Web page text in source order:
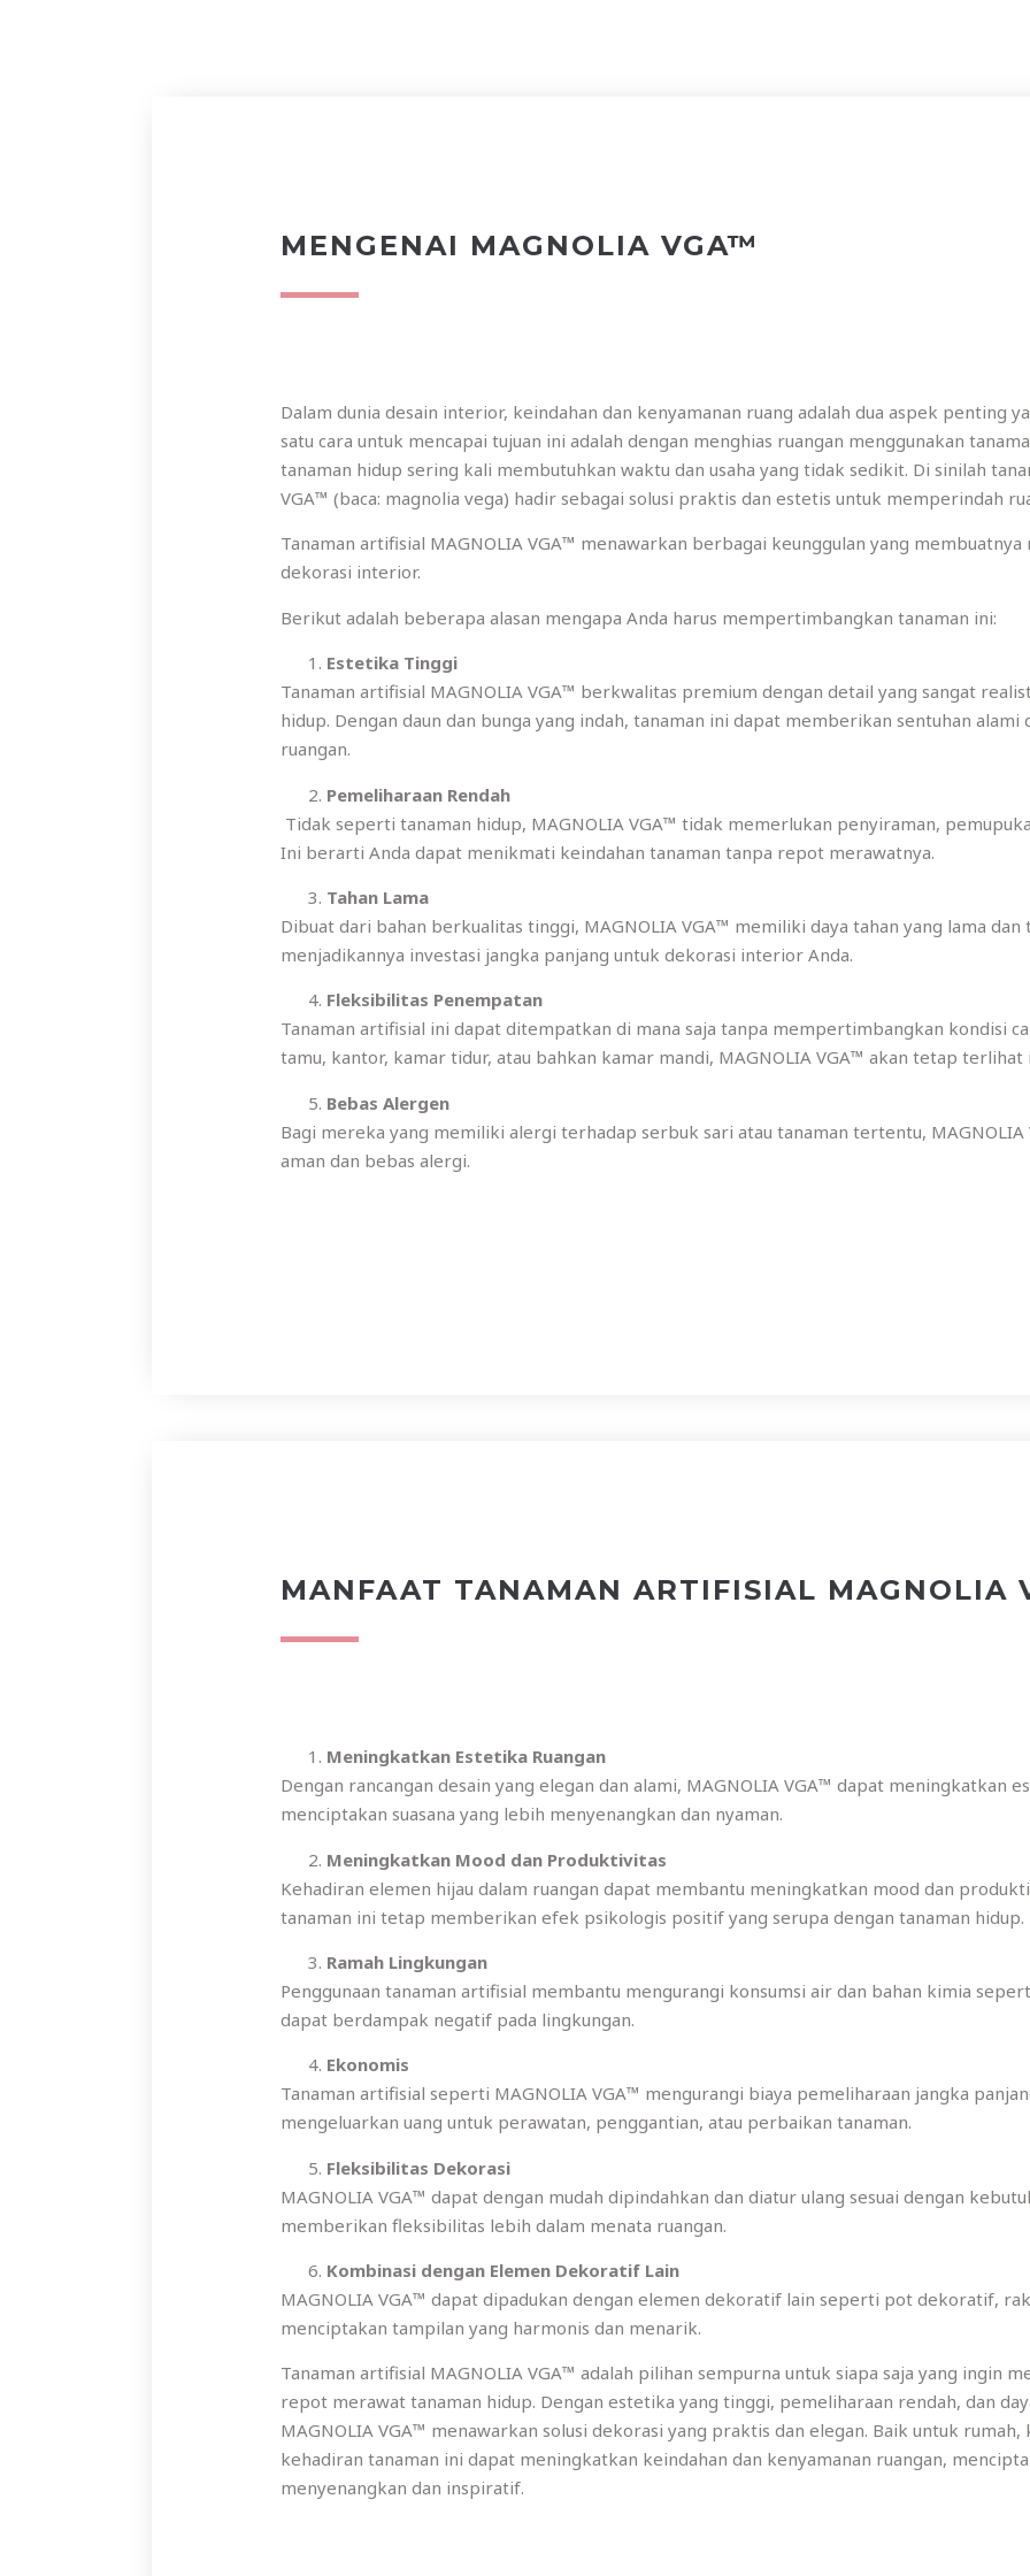
MENGENAI MAGNOLIA VGA™
Dalam dunia desain interior, keindahan dan kenyamanan ruang adalah dua aspek penting
satu cara untuk mencapai tujuan ini adalah dengan menghias ruangan menggunakan
tanaman hidup sering kali membutuhkan waktu dan usaha yang tidak sedikit. Di sinilah
VGA™ (baca: magnolia vega) hadir sebagai solusi praktis dan estetis untuk memperindah
Tanaman artifisial MAGNOLIA VGA™ menawarkan berbagai keunggulan yang
dekorasi interior.
Berikut adalah beberapa alasan mengapa Anda harus mempertimbangkan tanaman ini:
Estetika Tinggi
Tanaman artifisial MAGNOLIA VGA™ berkwalitas premium dengan detail yang sangat
hidup. Dengan daun dan bunga yang indah, tanaman ini dapat memberikan sentuhan alami
ruangan.
Pemeliharaan Rendah
Tidak seperti tanaman hidup, MAGNOLIA VGA™ tidak memerlukan penyiraman,
Ini berarti Anda dapat menikmati keindahan tanaman tanpa repot merawatnya.
Tahan Lama
Dibuat dari bahan berkualitas tinggi, MAGNOLIA VGA™ memiliki daya tahan yang lama dan
menjadikannya investasi jangka panjang untuk dekorasi interior Anda.
Fleksibilitas Penempatan
Tanaman artifisial ini dapat ditempatkan di mana saja tanpa mempertimbangkan kondisi
tamu, kantor, kamar tidur, atau bahkan kamar mandi, MAGNOLIA VGA™ akan tetap terlihat
Bebas Alergen
Bagi mereka yang memiliki alergi terhadap serbuk sari atau tanaman tertentu, MAGNOLIA
aman dan bebas alergi.
MANFAAT TANAMAN ARTIFISIAL MAGNOLIA
Meningkatkan Estetika Ruangan
Dengan rancangan desain yang elegan dan alami, MAGNOLIA VGA™ dapat meningkatkan
menciptakan suasana yang lebih menyenangkan dan nyaman.
Meningkatkan Mood dan Produktivitas
Kehadiran elemen hijau dalam ruangan dapat membantu meningkatkan mood dan
tanaman ini tetap memberikan efek psikologis positif yang serupa dengan tanaman hidup.
Ramah Lingkungan
Penggunaan tanaman artifisial membantu mengurangi konsumsi air dan bahan kimia
dapat berdampak negatif pada lingkungan.
Ekonomis
Tanaman artifisial seperti MAGNOLIA VGA™ mengurangi biaya pemeliharaan jangka
mengeluarkan uang untuk perawatan, penggantian, atau perbaikan tanaman.
Fleksibilitas Dekorasi
MAGNOLIA VGA™ dapat dengan mudah dipindahkan dan diatur ulang sesuai dengan
memberikan fleksibilitas lebih dalam menata ruangan.
Kombinasi dengan Elemen Dekoratif Lain
MAGNOLIA VGA™ dapat dipadukan dengan elemen dekoratif lain seperti pot dekoratif,
menciptakan tampilan yang harmonis dan menarik.
Tanaman artifisial MAGNOLIA VGA™ adalah pilihan sempurna untuk siapa saja yang ingin
repot merawat tanaman hidup. Dengan estetika yang tinggi, pemeliharaan rendah, dan
MAGNOLIA VGA™ menawarkan solusi dekorasi yang praktis dan elegan. Baik untuk
kehadiran tanaman ini dapat meningkatkan keindahan dan kenyamanan ruangan,
menyenangkan dan inspiratif.